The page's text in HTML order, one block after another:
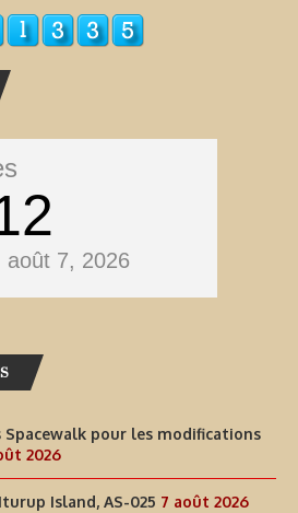
août 7, 2026
pour les modifications
2026
Island, AS-025 7 août 2026